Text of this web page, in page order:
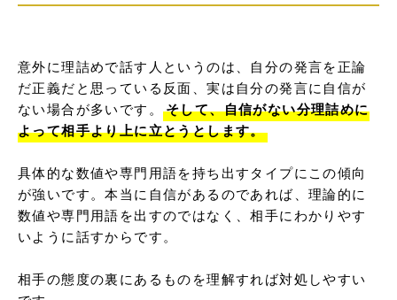
意外に理詰めで話す人というのは、自分の発言を正論
だ正義だと思っている反面、実は自分の発言に自信が
ない場合が多いです。
そして、自信がない分理詰めに
よって相手より上に立とうとします。
具体的な数値や専門用語を持ち出すタイプにこの傾向
が強いです。本当に自信があるのであれば、理論的に
数値や専門用語を出すのではなく、相手にわかりやす
いように話すからです。
相手の態度の裏にあるものを理解すれば対処しやすい